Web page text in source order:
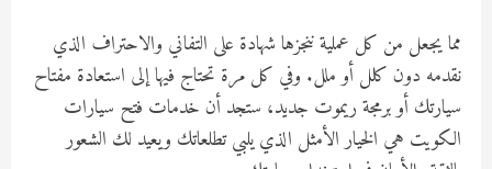
مما يجعل من كل عملية ننجزها شهادة على التفاني والاحتراف الذي
نقدمه دون كلل أو ملل. وفي كل مرة تحتاج فيها إلى استعادة مفتاح
سيارتك أو برمجة ريموت جديد، ستجد أن خدمات فتح سيارات
الكويت هي الخيار الأمثل الذي يلبي تطلعاتك ويعيد لك الشعور